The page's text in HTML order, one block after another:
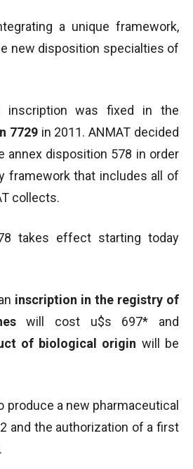
a unique framework,
new disposition specialties of
inscription was fixed in the
7729in 2011. ANMAT decided
annex disposition 578 in order
framework that includes all of
collects.
takes effect starting today
inscription in the registry of
will cost u$s 697* and
of biological origin will be
produce a new pharmaceutical
and the authorization of a first